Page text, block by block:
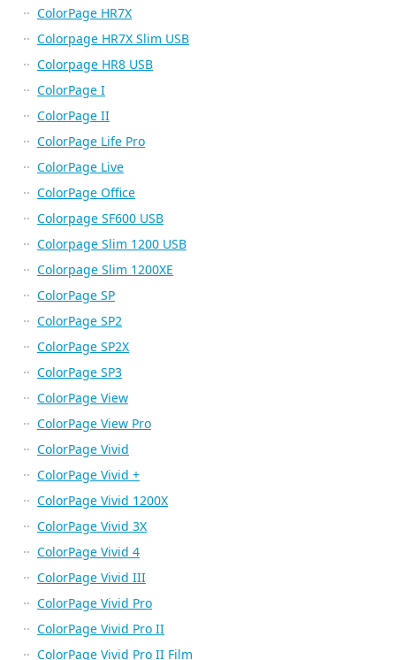
ColorPage HR7X
Colorpage HR7X Slim USB
Colorpage HR8 USB
ColorPage I
ColorPage II
ColorPage Life Pro
ColorPage Live
ColorPage Office
Colorpage SF600 USB
Colorpage Slim 1200 USB
Colorpage Slim 1200XE
ColorPage SP
ColorPage SP2
ColorPage SP2X
ColorPage SP3
ColorPage View
ColorPage View Pro
ColorPage Vivid
ColorPage Vivid +
ColorPage Vivid 1200X
ColorPage Vivid 3X
ColorPage Vivid 4
ColorPage Vivid III
ColorPage Vivid Pro
ColorPage Vivid Pro II
ColorPage Vivid Pro II Film